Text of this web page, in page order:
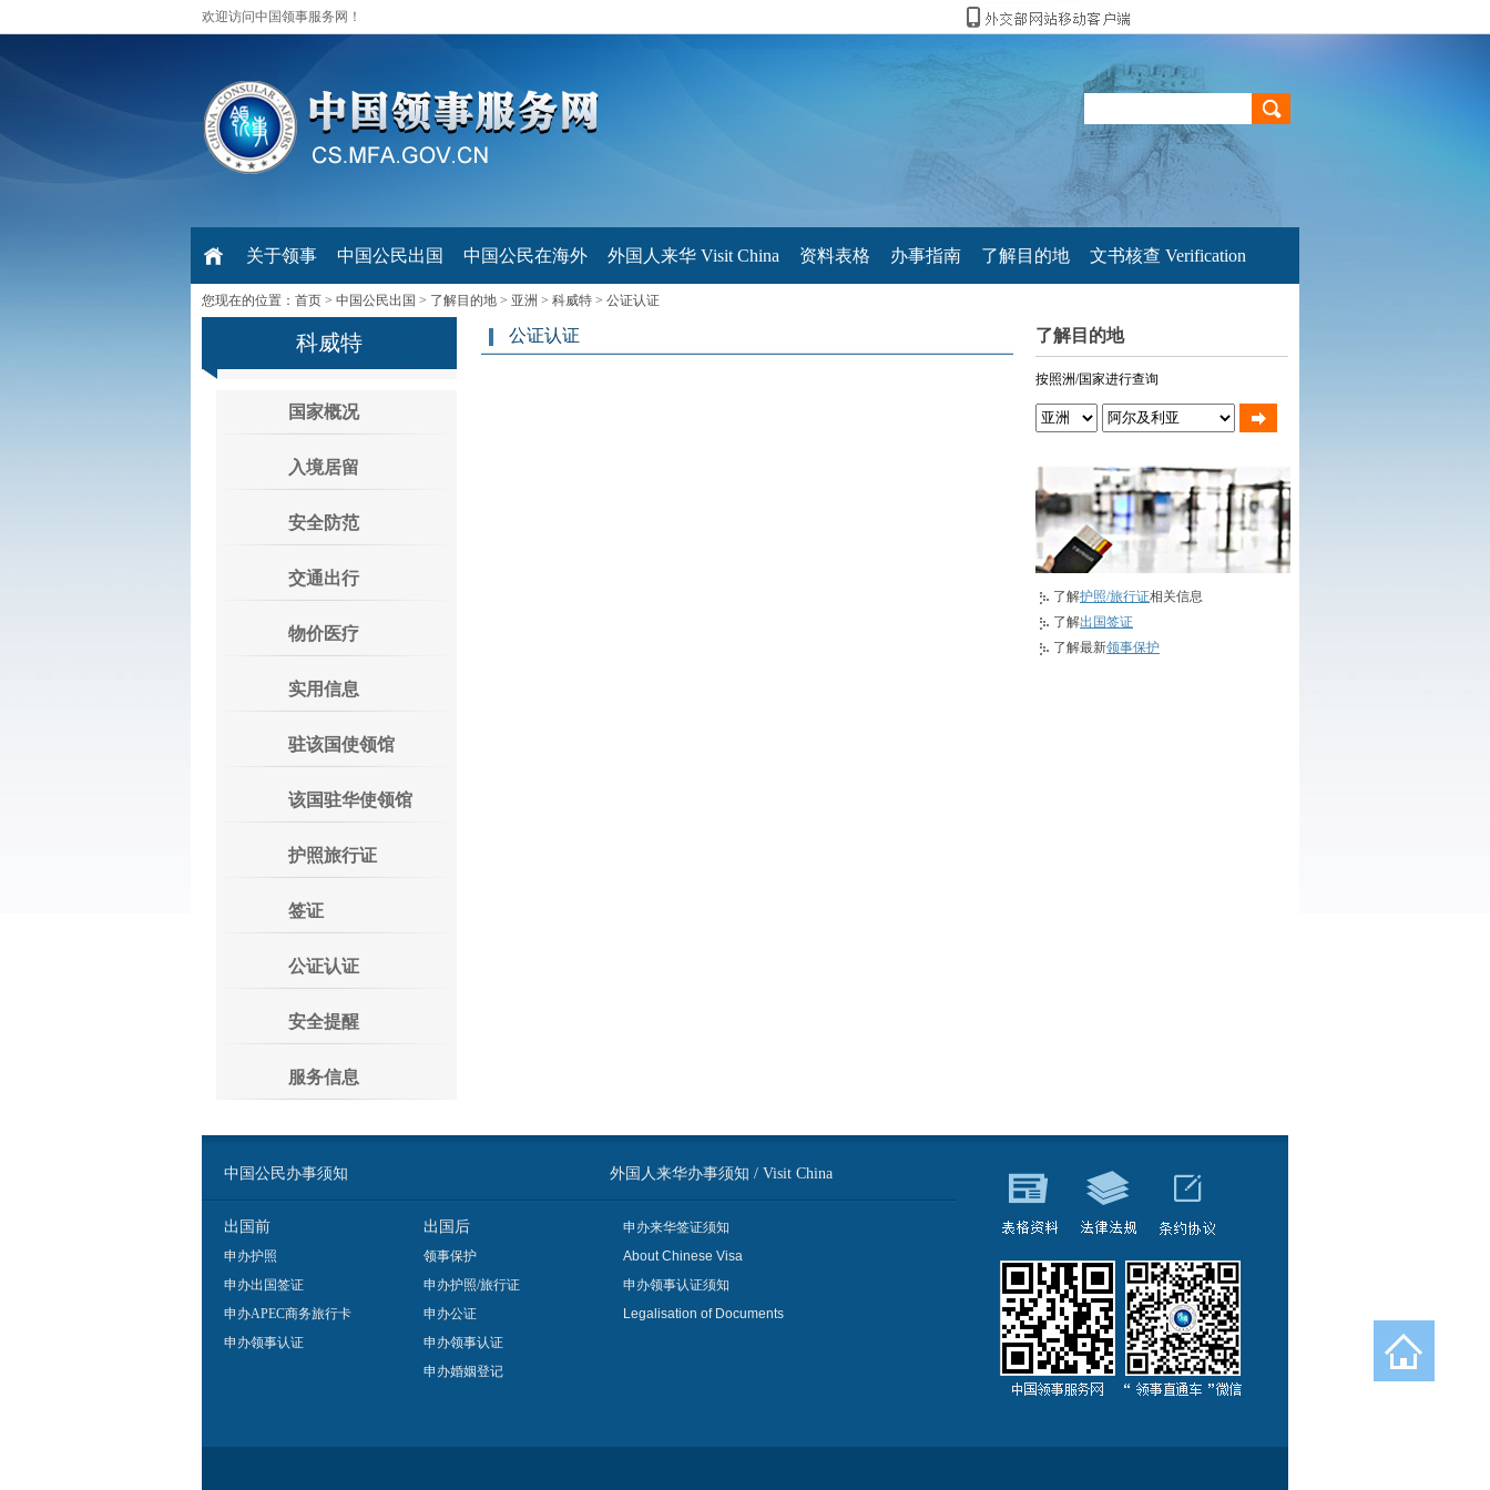
欢迎访问中国领事服务网！
关于领事 中国公民出国 中国公民在海外 外国人来华 Visit China 资料表格 办事指南 了解目的地 文书核查 Verification
您现在的位置： 首页 > 中国公民出国 > 了解目的地 > 亚洲 > 科威特 > 公证认证
科威特
国家概况
入境居留
安全防范
交通出行
物价医疗
实用信息
驻该国使领馆
该国驻华使领馆
护照旅行证
签证
公证认证
安全提醒
服务信息
公证认证 了解目的地
按照洲/国家进行查询
了解护照/旅行证相关信息
了解出国签证
了解最新领事保护
中国公民办事须知 外国人来华办事须知 / Visit China
出国前
申办护照
申办出国签证
申办APEC商务旅行卡
申办领事认证
出国后
领事保护
申办护照/旅行证
申办公证
申办领事认证
申办婚姻登记
申办来华签证须知
About Chinese Visa
申办领事认证须知
Legalisation of Documents